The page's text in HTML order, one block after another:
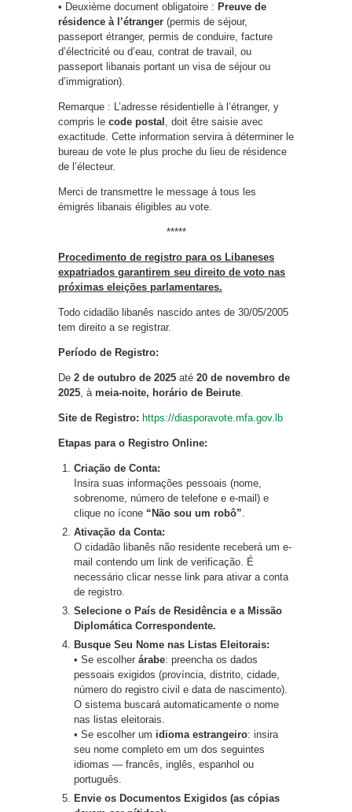
• Deuxième document obligatoire : Preuve de
résidence à l’étranger (permis de séjour,
passeport étranger, permis de conduire, facture
d’électricité ou d’eau, contrat de travail, ou
passeport libanais portant un visa de séjour ou
d’immigration).
Remarque : L’adresse résidentielle à l’étranger, y
compris le code postal , doit être saisie avec
exactitude. Cette information servira à déterminer le
bureau de vote le plus proche du lieu de résidence
de l’électeur.
Merci de transmettre le message à tous les
émigrés libanais éligibles au vote.
*****
Procedimento de registro para os Libaneses
expatriados garantirem seu direito de voto nas
próximas eleições parlamentares.
Todo cidadão libanês nascido antes de 30/05/2005
tem direito a se registrar.
Período de Registro:
De 2 de outubro de 2025 até 20 de novembro de
2025, à meia-noite, horário de Beirute.
Site de Registro: https://diasporavote.mfa.gov.lb
Etapas para o Registro Online:
Criação de Conta:
Insira suas informações pessoais (nome,
sobrenome, número de telefone e e-mail) e
clique no ícone “Não sou um robô”.
Ativação da Conta:
O cidadão libanês não residente receberá um e-
mail contendo um link de verificação. É
necessário clicar nesse link para ativar a conta
de registro.
Selecione o País de Residência e a Missão
Diplomática Correspondente.
Busque Seu Nome nas Listas Eleitorais:
• Se escolher árabe: preencha os dados
pessoais exigidos (província, distrito, cidade,
número do registro civil e data de nascimento).
O sistema buscará automaticamente o nome
nas listas eleitorais.
• Se escolher um idioma estrangeiro: insira
seu nome completo em um dos seguintes
idiomas — francês, inglês, espanhol ou
português.
Envie os Documentos Exigidos (as cópias